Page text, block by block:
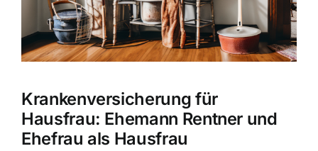
Hausratversicherung
Berufsunfähigkeitsversicherung
Weitere Tarifvergleiche
Hilfe und Kontakt
Krankenversicherung für
Hausfrau: Ehemann Rentner und
Ehefrau als Hausfrau